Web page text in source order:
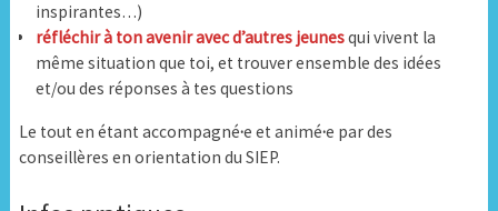
inspirantes…)
réfléchir à ton avenir avec d’autres jeunesqui vivent la
même situation que toi, et trouver ensemble des idées
et/ou des réponses à tes questions
Le tout en étant accompagné·e et animé·e par des
conseillères en orientation du SIEP.